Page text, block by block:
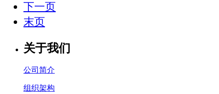
下一页
末页
关于我们
公司简介
组织架构